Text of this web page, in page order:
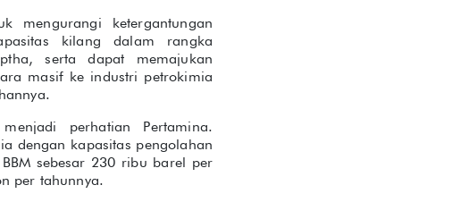
mengurangi ketergantungan
kilang dalam rangka
serta dapat memajukan
masif ke industri petrokimia
perhatian Pertamina.
dengan kapasitas pengolahan
sebesar 230 ribu barel per
per tahunnya.